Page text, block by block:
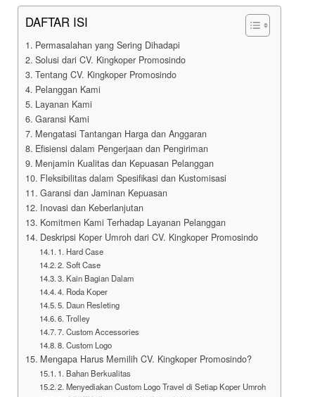
DAFTAR ISI
Permasalahan yang Sering Dihadapi
Solusi dari CV. Kingkoper Promosindo
Tentang CV. Kingkoper Promosindo
Pelanggan Kami
Layanan Kami
Garansi Kami
Mengatasi Tantangan Harga dan Anggaran
Efisiensi dalam Pengerjaan dan Pengiriman
Menjamin Kualitas dan Kepuasan Pelanggan
Fleksibilitas dalam Spesifikasi dan Kustomisasi
Garansi dan Jaminan Kepuasan
Inovasi dan Keberlanjutan
Komitmen Kami Terhadap Layanan Pelanggan
Deskripsi Koper Umroh dari CV. Kingkoper Promosindo
1. Hard Case
2. Soft Case
3. Kain Bagian Dalam
4. Roda Koper
5. Daun Resleting
6. Trolley
7. Custom Accessories
8. Custom Logo
Mengapa Harus Memilih CV. Kingkoper Promosindo?
1. Bahan Berkualitas
2. Menyediakan Custom Logo Travel di Setiap Koper Umroh